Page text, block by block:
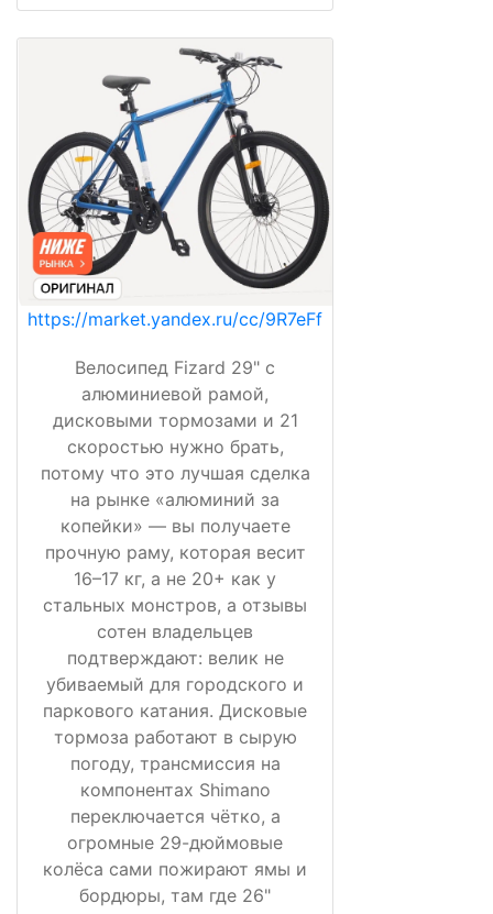
https://market.yandex.ru/cc/9R7eFf
Велосипед Fizard 29" с
алюминиевой рамой,
дисковыми тормозами и 21
скоростью нужно брать,
потому что это лучшая сделка
на рынке «алюминий за
копейки» — вы получаете
прочную раму, которая весит
16–17 кг, а не 20+ как у
стальных монстров, а отзывы
сотен владельцев
подтверждают: велик не
убиваемый для городского и
паркового катания. Дисковые
тормоза работают в сырую
погоду, трансмиссия на
компонентах Shimano
переключается чётко, а
огромные 29-дюймовые
колёса сами пожирают ямы и
бордюры, там где 26"